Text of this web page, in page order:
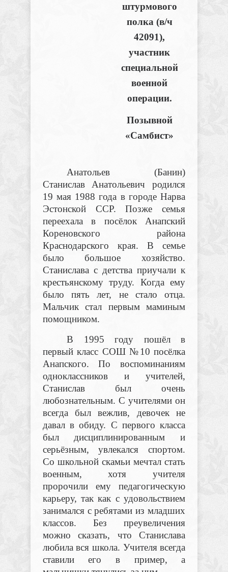
штурмового
полка (в/ч
42091),
участник
специальной
военной
операции.
Позывной
«Самбист»
Анатольев (Банин)
Станислав Анатольевич родился
19 мая 1988 года в городе Нарва
Эстонской ССР. Позже семья
переехала в посёлок Анапский
Кореновского района
Краснодарского края. В семье
было большое хозяйство.
Станислава с детства приучали к
крестьянскому труду. Когда ему
было пять лет, не стало отца.
Мальчик стал первым маминым
помощником.
В 1995 году пошёл в
первый класс СОШ №10 посёлка
Анапского. По воспоминаниям
одноклассников и учителей,
Станислав был очень
любознательным. С учителями он
всегда был вежлив, девочек не
давал в обиду. С первого класса
был дисциплинированным и
серьёзным, увлекался спортом.
Со школьной скамьи мечтал стать
военным, хотя учителя
пророчили ему педагогическую
карьеру, так как с удовольствием
занимался с ребятами из младших
классов. Без преувеличения
можно сказать, что Станислава
любила вся школа. Учителя всегда
ставили его в пример, а